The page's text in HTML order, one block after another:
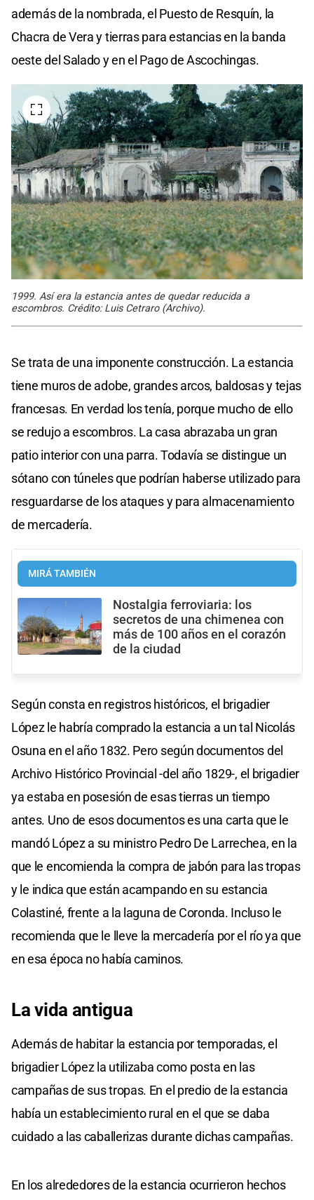
además de la nombrada, el Puesto de Resquín, la
Chacra de Vera y tierras para estancias en la banda
oeste del Salado y en el Pago de Ascochingas.
1999. Así era la estancia antes de quedar reducida a
escombros. Crédito: Luis Cetraro (Archivo).
Se trata de una imponente construcción. La estancia
tiene muros de adobe, grandes arcos, baldosas y tejas
francesas. En verdad los tenía, porque mucho de ello
se redujo a escombros. La casa abrazaba un gran
patio interior con una parra. Todavía se distingue un
sótano con túneles que podrían haberse utilizado para
resguardarse de los ataques y para almacenamiento
de mercadería.
MIRÁ TAMBIÉN
Nostalgia ferroviaria: los
secretos de una chimenea con
más de 100 años en el corazón
de la ciudad
Según consta en registros históricos, el brigadier
López le habría comprado la estancia a un tal Nicolás
Osuna en el año 1832. Pero según documentos del
Archivo Histórico Provincial -del año 1829-, el brigadier
ya estaba en posesión de esas tierras un tiempo
antes. Uno de esos documentos es una carta que le
mandó López a su ministro Pedro De Larrechea, en la
que le encomienda la compra de jabón para las tropas
y le indica que están acampando en su estancia
Colastiné, frente a la laguna de Coronda. Incluso le
recomienda que le lleve la mercadería por el río ya que
en esa época no había caminos.
La vida antigua
Además de habitar la estancia por temporadas, el
brigadier López la utilizaba como posta en las
campañas de sus tropas. En el predio de la estancia
había un establecimiento rural en el que se daba
cuidado a las caballerizas durante dichas campañas.
En los alrededores de la estancia ocurrieron hechos